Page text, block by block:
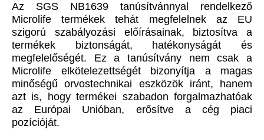
Az SGS NB1639 tanúsítvánnyal rendelkező
Microlife termékek tehát megfelelnek az EU
szigorú szabályozási előírásainak, biztosítva a
termékek biztonságát, hatékonyságát és
megfelelőségét. Ez a tanúsítvány nem csak a
Microlife elkötelezettségét bizonyítja a magas
minőségű orvostechnikai eszközök iránt, hanem
azt is, hogy termékei szabadon forgalmazhatóak
az Európai Unióban, erősítve a cég piaci
pozícióját.